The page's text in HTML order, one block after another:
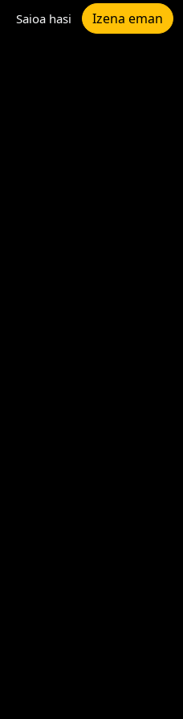
Saioa hasi Izena eman